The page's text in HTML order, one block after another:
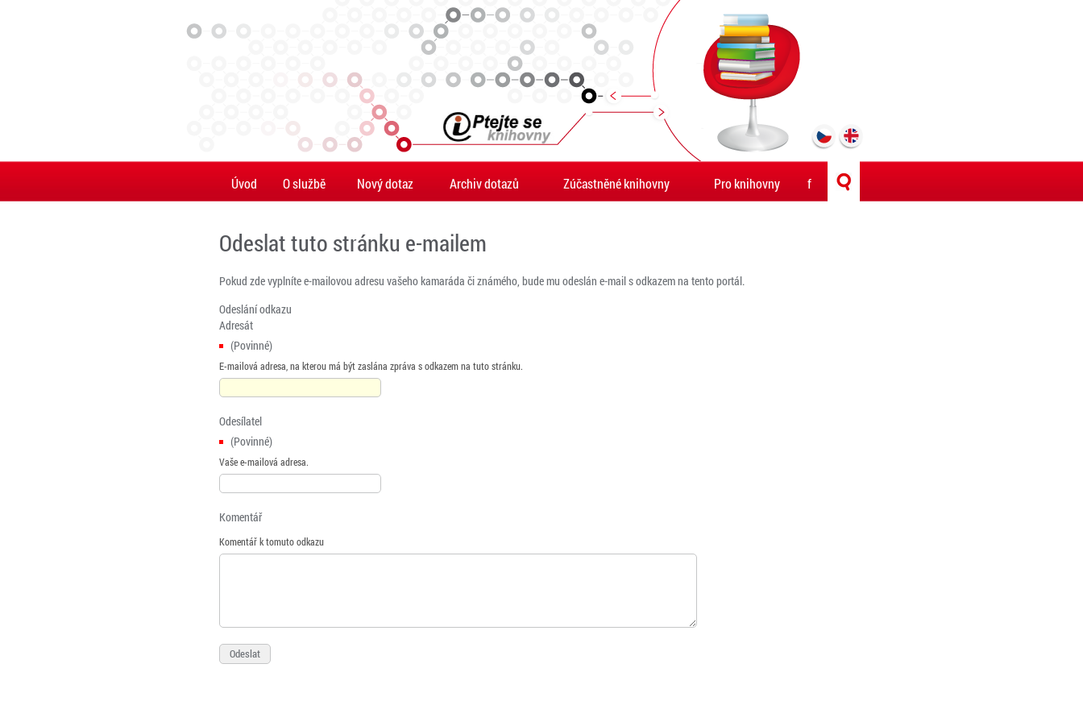
Úvod O službě Nový dotaz Archiv dotazů Zúčastněné knihovny Pro knihovny f
Odeslat tuto stránku e-mailem
Pokud zde vyplníte e-mailovou adresu vašeho kamaráda či známého, bude mu odeslán e-mail s odkazem na tento portál.
Odeslání odkazu
Adresát
(Povinné)
E-mailová adresa, na kterou má být zaslána zpráva s odkazem na tuto stránku.
Odesílatel
(Povinné)
Vaše e-mailová adresa.
Komentář
Komentář k tomuto odkazu